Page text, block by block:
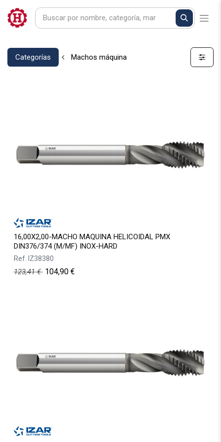
Categorías Machos máquina
16,00X2,00-MACHO MAQUINA HELICOIDAL PMX
DIN376/374 (M/MF) INOX-HARD
Ref. IZ38380
123,41€ 104,90€